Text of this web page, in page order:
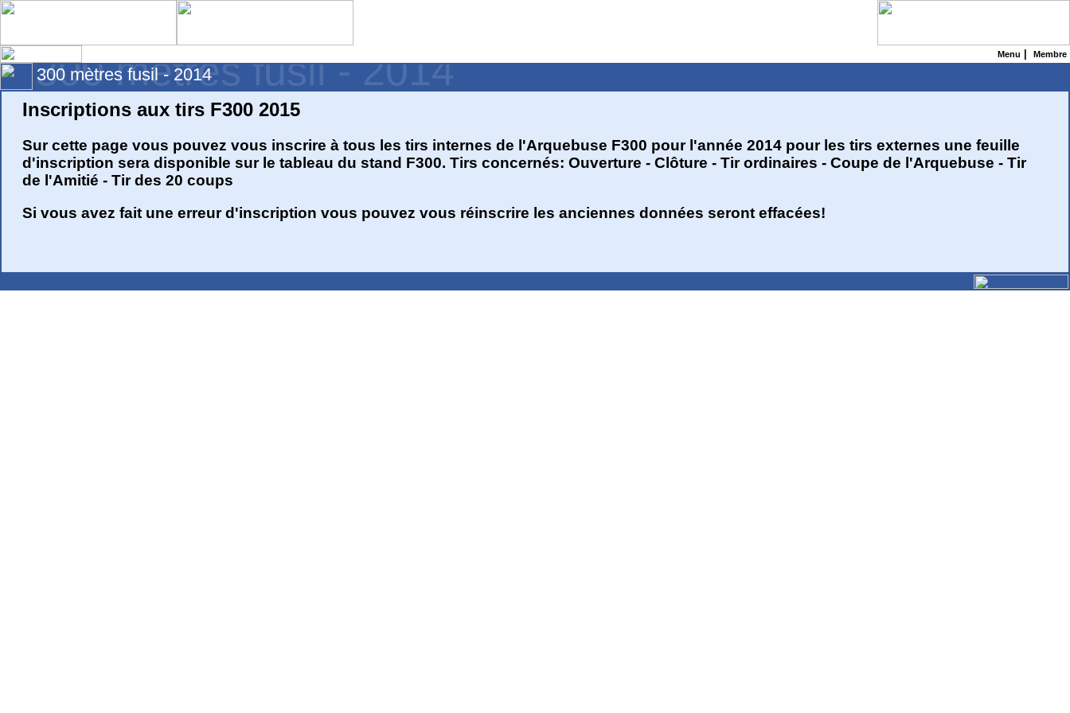
Menu Membre
300 mètres fusil - 2014
300 mètres fusil - 2014
Inscriptions aux tirs F300 2015
Sur cette page vous pouvez vous inscrire à tous les tirs internes de l'Arquebuse F300 pour l'année 2014 pour les tirs externes une feuille
d'inscription sera disponible sur le tableau du stand F300. Tirs concernés: Ouverture - Clôture - Tir ordinaires - Coupe de l'Arquebuse - Tir
de l'Amitié - Tir des 20 coups
Si vous avez fait une erreur d'inscription vous pouvez vous réinscrire les anciennes données seront effacées!